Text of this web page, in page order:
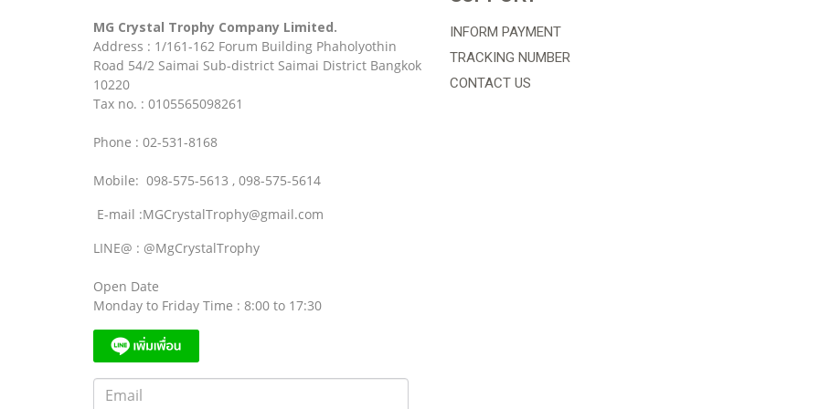
MG Crystal Trophy Company Limited.
Address : 1/161-162 Forum Building Phaholyothin
Road 54/2 Saimai Sub-district Saimai District Bangkok
10220
Tax no. : 0105565098261
Phone : 02-531-8168
Mobile: 098-575-5613 , 098-575-5614
E-mail :MGCrystalTrophy@gmail.com
LINE@ : @MgCrystalTrophy
Open Date
Monday to Friday Time : 8:00 to 17:30
INFORM PAYMENT
TRACKING NUMBER
CONTACT US